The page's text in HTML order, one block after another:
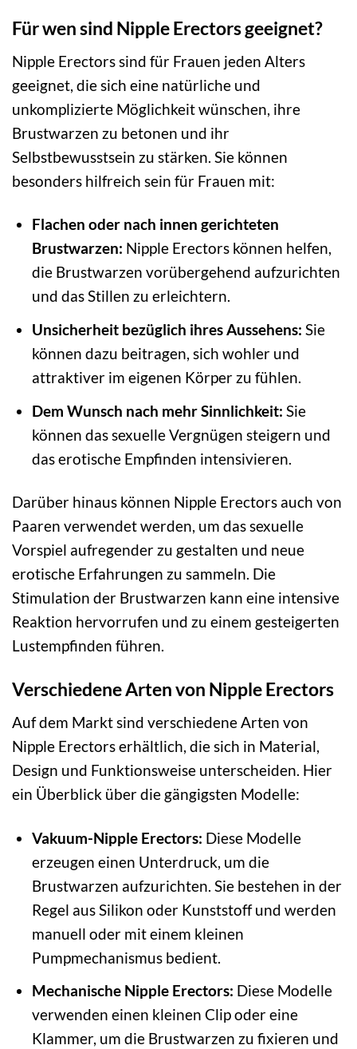
Für wen sind Nipple Erectors geeignet?
Nipple Erectors sind für Frauen jeden Alters
geeignet, die sich eine natürliche und
unkomplizierte Möglichkeit wünschen, ihre
Brustwarzen zu betonen und ihr
Selbstbewusstsein zu stärken. Sie können
besonders hilfreich sein für Frauen mit:
Flachen oder nach innen gerichteten
Brustwarzen: Nipple Erectors können helfen,
die Brustwarzen vorübergehend aufzurichten
und das Stillen zu erleichtern.
Unsicherheit bezüglich ihres Aussehens: Sie
können dazu beitragen, sich wohler und
attraktiver im eigenen Körper zu fühlen.
Dem Wunsch nach mehr Sinnlichkeit: Sie
können das sexuelle Vergnügen steigern und
das erotische Empfinden intensivieren.
Darüber hinaus können Nipple Erectors auch von
Paaren verwendet werden, um das sexuelle
Vorspiel aufregender zu gestalten und neue
erotische Erfahrungen zu sammeln. Die
Stimulation der Brustwarzen kann eine intensive
Reaktion hervorrufen und zu einem gesteigerten
Lustempfinden führen.
Verschiedene Arten von Nipple Erectors
Auf dem Markt sind verschiedene Arten von
Nipple Erectors erhältlich, die sich in Material,
Design und Funktionsweise unterscheiden. Hier
ein Überblick über die gängigsten Modelle:
Vakuum-Nipple Erectors: Diese Modelle
erzeugen einen Unterdruck, um die
Brustwarzen aufzurichten. Sie bestehen in der
Regel aus Silikon oder Kunststoff und werden
manuell oder mit einem kleinen
Pumpmechanismus bedient.
Mechanische Nipple Erectors: Diese Modelle
verwenden einen kleinen Clip oder eine
Klammer, um die Brustwarzen zu fixieren und